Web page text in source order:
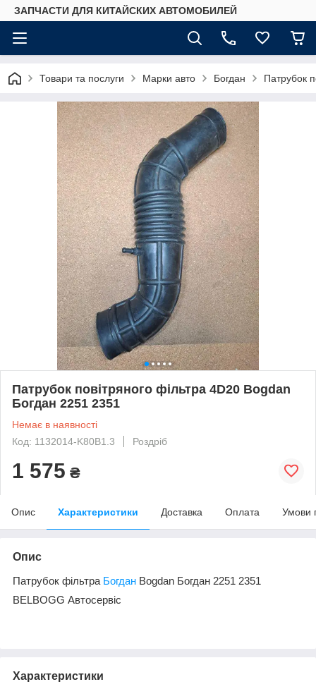
ЗАПЧАСТИ ДЛЯ КИТАЙСКИХ АВТОМОБИЛЕЙ
Товари та послуги Марки авто Богдан Патрубок
Патрубок повітряного фільтра 4D20 Bogdan
Богдан 2251 2351
Немає в наявності
Код: 1132014-K80B1.3
Роздріб
1 575 ₴
Опис Характеристики Доставка Оплата Умови
Опис
Патрубок фільтра Богдан Bogdan Богдан 2251 2351
BELBOGG Автосервіс
Характеристики